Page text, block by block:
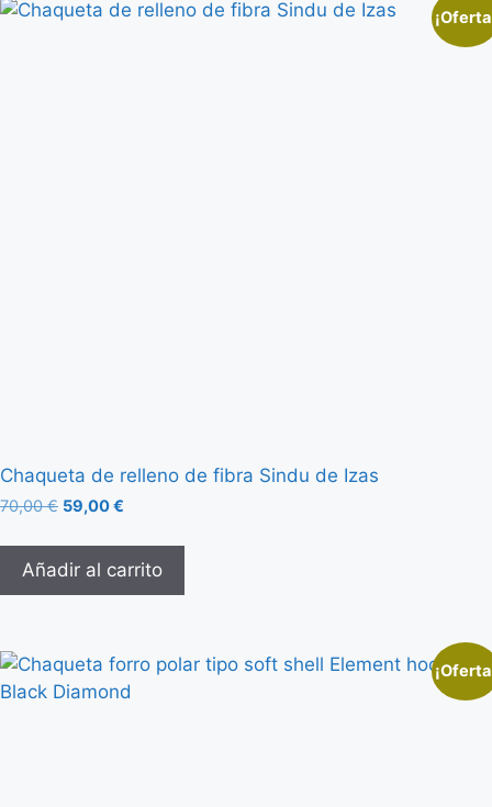
Chaqueta de relleno de fibra Sindu de Izas
70,00€ 59,00€
Añadir al carrito